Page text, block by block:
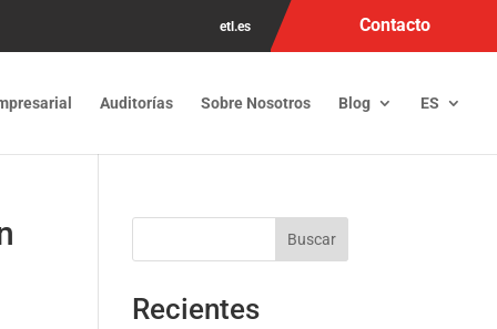
etl.es Contacto
Auditorías Sobre Nosotros Blog ES
Buscar
Recientes